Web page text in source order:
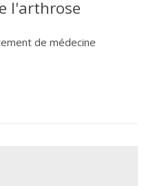
l'arthrose
de médecine